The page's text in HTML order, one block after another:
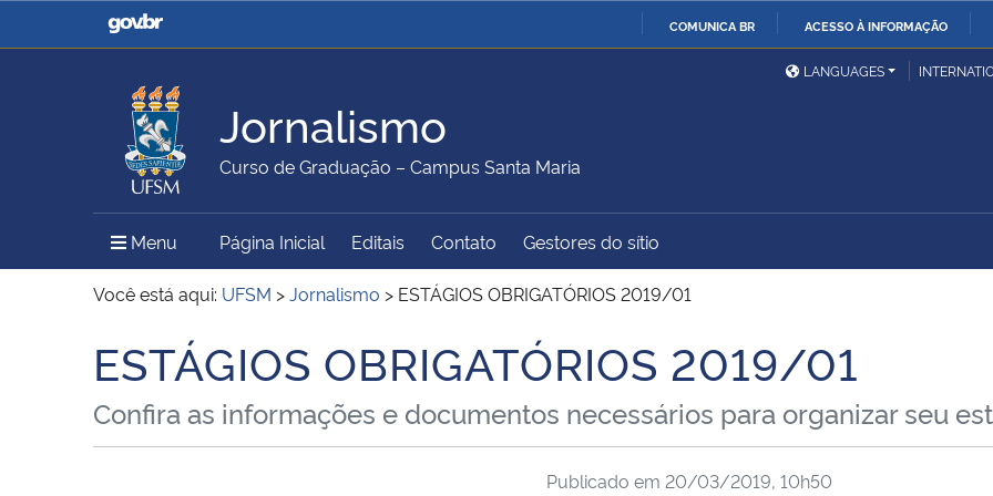
COMUNICA BR ACESSO À INFORMAÇÃO
Casa Civil
Ministério da Justiça e
Ministério da Defesa
Ministério das Relações
Exteriores
Ministério da Agricultura,
Pecuária e Abastecimento
Ministério da Educação
Ministério do Meio Ambiente Ministério do Turismo
Ministério do
Desenvolvimento Regional
Secretaria de Governo
Gabinete de Segurança
Institucional
Advocacia-Geral da União Banco Central do Brasil
LANGUAGES
Jornalismo
Curso de Graduação – Campus Santa Maria
Menu Menu Principal do Sítio
Página Inicial Editais Contato Gestores do sítio
Você está aqui: UFSM >Jornalismo > ESTÁGIOS OBRIGATÓRIOS 2019/01
Início do conteúdo
ESTÁGIOS OBRIGATÓRIOS 2019/01
Confira as informações e documentos necessários para organizar seu
Publicado em 20/03/2019, 10h50